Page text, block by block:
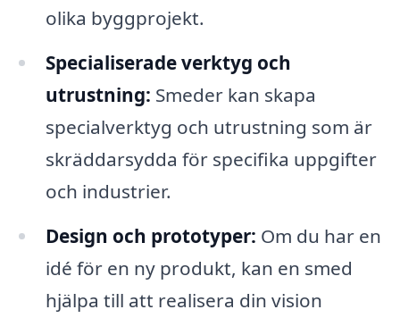
olika byggprojekt.
Specialiserade verktyg och
utrustning: Smeder kan skapa
specialverktyg och utrustning som är
skräddarsydda för specifika uppgifter
och industrier.
Design och prototyper: Om du har en
idé för en ny produkt, kan en smed
hjälpa till att realisera din vision